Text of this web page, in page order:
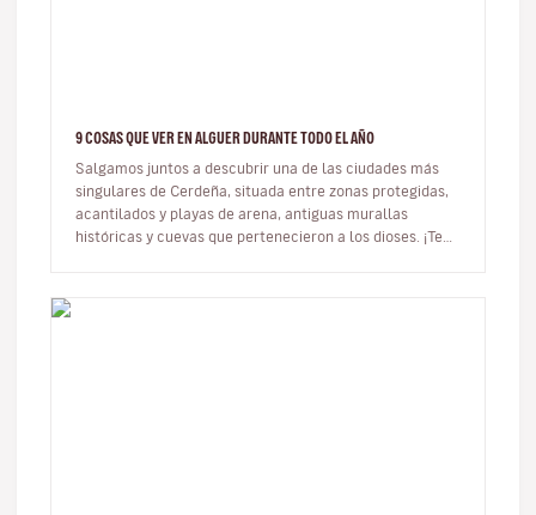
9 COSAS QUE VER EN ALGUER DURANTE TODO EL AÑO
Salgamos juntos a descubrir una de las ciudades más
singulares de Cerdeña, situada entre zonas protegidas,
acantilados y playas de arena, antiguas murallas
históricas y cuevas que pertenecieron a los dioses. ¡Te